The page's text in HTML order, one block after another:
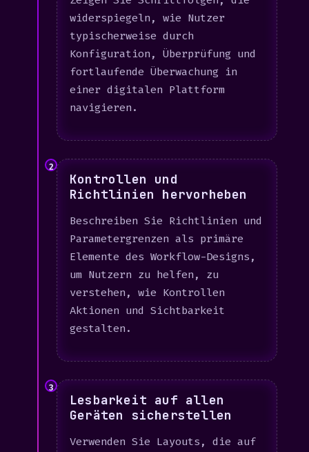
widerspiegeln, wie Nutzer
typischerweise durch
Konfiguration, Überprüfung und
fortlaufende Überwachung in
einer digitalen Plattform
navigieren.
2
Kontrollen und
Richtlinien hervorheben
Beschreiben Sie Richtlinien und
Parametergrenzen als primäre
Elemente des Workflow-Designs,
um Nutzern zu helfen, zu
verstehen, wie Kontrollen
Aktionen und Sichtbarkeit
gestalten.
3
Lesbarkeit auf allen
Geräten sicherstellen
Verwenden Sie Layouts, die auf